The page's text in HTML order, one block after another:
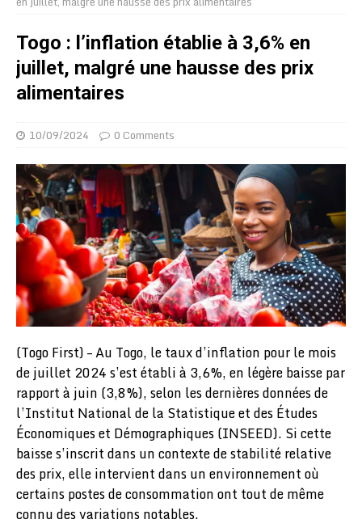
Togo : l’inflation établie à 3,6% en
juillet, malgré une hausse des prix
alimentaires
10/09/2024 0 Comments
(Togo First) – Au Togo, le taux d’inflation pour le mois
de juillet 2024 s’est établi à 3,6%, en légère baisse par
rapport à juin (3,8%), selon les dernières données de
l’Institut National de la Statistique et des Études
Économiques et Démographiques (INSEED). Si cette
baisse s’inscrit dans un contexte de stabilité relative
des prix, elle intervient dans un environnement où
certains postes de consommation ont tout de même
connu des variations notables.